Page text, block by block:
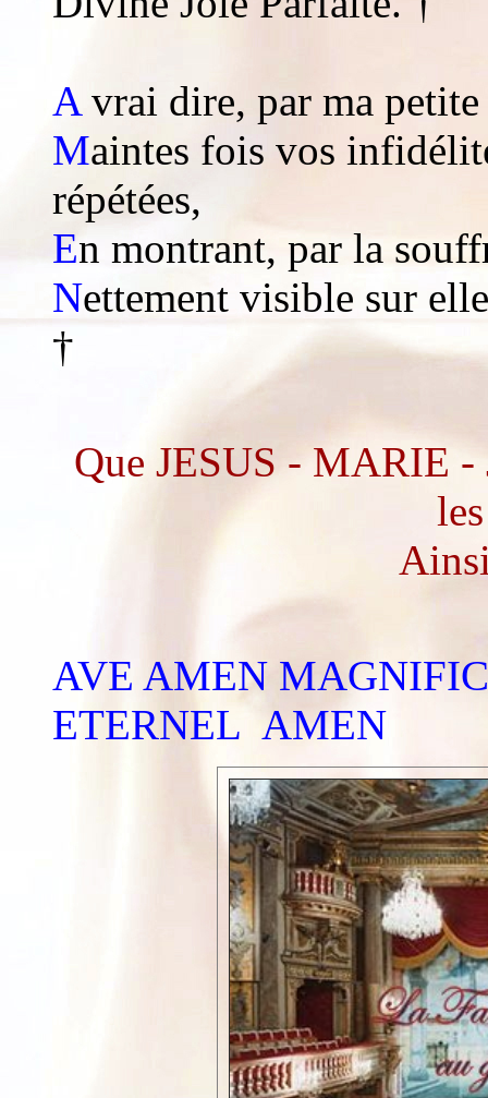
Avrai dire, par ma
Maintes fois vos
répétées,
En montrant, par la
Nettement visible sur
†
Que JESUS - MARIE -
AVE AMEN
ETERNEL AMEN